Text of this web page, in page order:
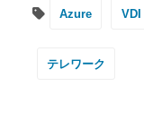
Azure VDI
テレワーク